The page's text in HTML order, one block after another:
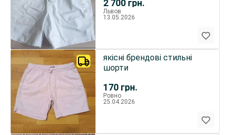
2 700 грн.
Львов
13.05.2026
170 грн.
якісні брендові стильні
шорти
Ровно
25.04.2026